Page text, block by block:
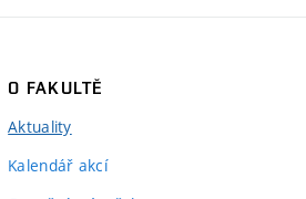
O FAKULTĚ
Aktuality
Kalendář akcí